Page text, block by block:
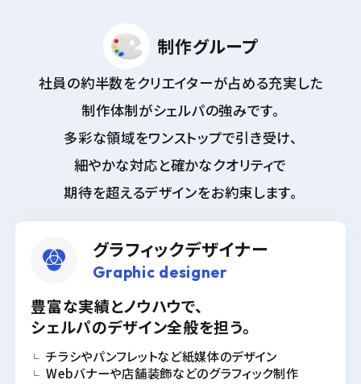
制作グループ
社員の約半数をクリエイターが占める充実した
制作体制がシェルパの強みです。
多彩な領域をワンストップで引き受け、
細やかな対応と確かなクオリティで
期待を超えるデザインをお約束します。
グラフィックデザイナー
Graphic designer
豊富な実績とノウハウで、
シェルパのデザイン全般を担う。
チラシやパンフレットなど紙媒体のデザイン
Webバナーや店舗装飾などのグラフィック制作